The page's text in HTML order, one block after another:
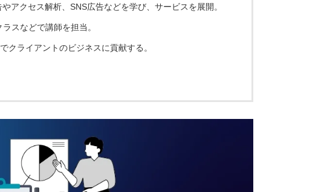
アクセス解析、SNS広告などを学び、サービスを展開。
スなどで講師を担当。
クライアントのビジネスに貢献する。